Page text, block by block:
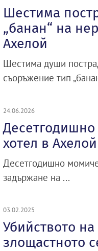
Шестима
„банан“ на
Ахелой
Шестима души
съоръжение тип
24.06.2026
хотел в Ахелой
Десетгодишно
задържане на ...
03.02.2025
Убийството
злощастното